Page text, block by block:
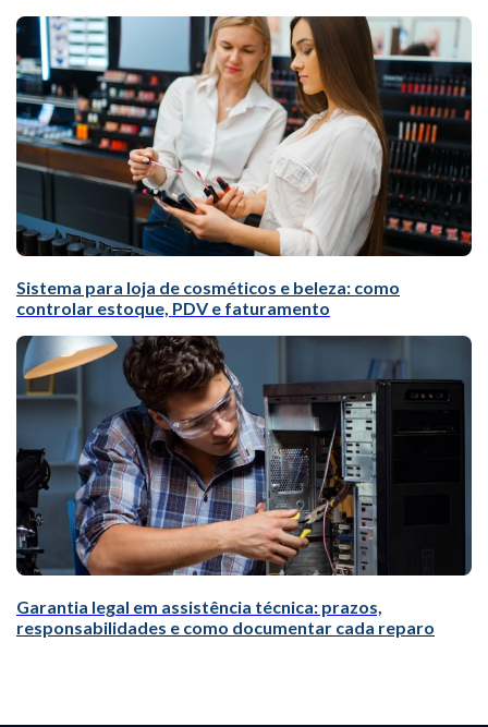
Sistema para loja de cosméticos e beleza: como
controlar estoque, PDV e faturamento
Garantia legal em assistência técnica: prazos,
responsabilidades e como documentar cada reparo